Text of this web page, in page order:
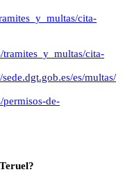
cita-
tramites_y_multas/cita-
es/multas/
permisos-de-